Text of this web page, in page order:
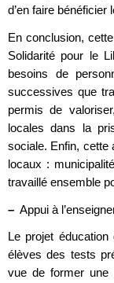
d’en faire bénéficier
En conclusion,
Solidarité pour le
besoins de
successives que
permis de
locales dans la
sociale. Enfin, cette
locaux :
travaillé ensemble
– Appui à
Le projet
élèves des tests
vue de former une